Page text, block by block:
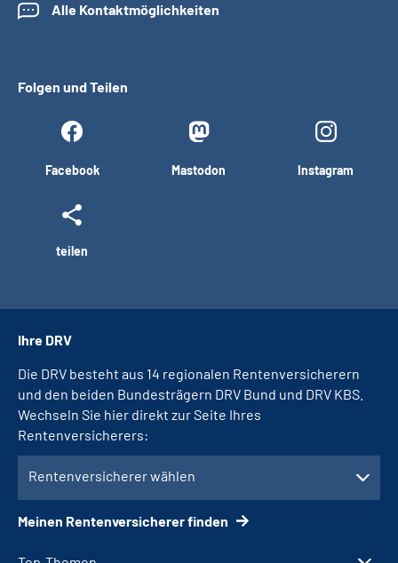
Alle Kontaktmöglichkeiten
Folgen und Teilen
Facebook Mastodon Instagram
teilen
Ihre DRV
Die DRV besteht aus 14 regionalen Rentenversicherern
und den beiden Bundesträgern DRV Bund und DRV KBS.
Wechseln Sie hier direkt zur Seite Ihres
Rentenversicherers:
Rentenversicherer wählen
Meinen Rentenversicherer finden